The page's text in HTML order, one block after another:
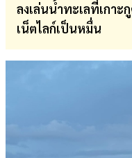
ลงเล่นน้ำทะเลที่เกาะ
เน็ตไลก์เป็นหมื่น
ผล
บอล
สด